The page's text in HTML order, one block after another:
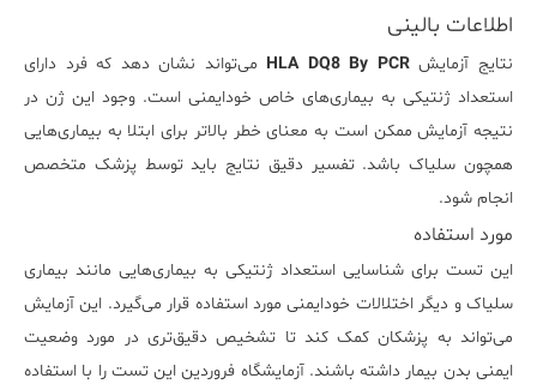
اطلاعات بالینی
نتایج آزمایشHLA DQ8 By PCR می‌تواند نشان دهد که فرد دارای
استعداد ژنتیکی به بیماری‌های خاص خودایمنی است. وجود این ژن در
نتیجه آزمایش ممکن است به معنای خطر بالاتر برای ابتلا به بیماری‌هایی
همچون سلیاک باشد. تفسیر دقیق نتایج باید توسط پزشک متخصص
انجام شود.
مورد استفاده
این تست برای شناسایی استعداد ژنتیکی به بیماری‌هایی مانند بیماری
سلیاک و دیگر اختلالات خودایمنی مورد استفاده قرار می‌گیرد. این آزمایش
می‌تواند به پزشکان کمک کند تا تشخیص دقیق‌تری در مورد وضعیت
ایمنی بدن بیمار داشته باشند. آزمایشگاه فروردین این تست را با استفاده